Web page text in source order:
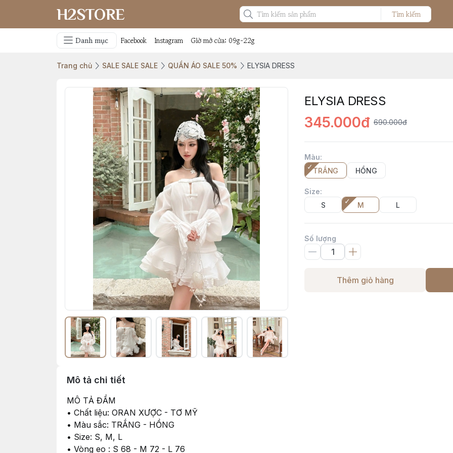
H2STORE Tìm kiếm
Danh mục Facebook Instagram Giờ mở cửa: 09g-22g
Trang chủ SALE SALE SALE QUẦN ÁO SALE 50% ELYSIA DRESS
ELYSIA DRESS
345.000đ 690.000đ
Màu:
TRẮNG
HỒNG
Size:
S
M L
Số lượng
Thêm giỏ hàng
Mô tả chi tiết
MÔ TẢ ĐẦM
• Chất liệu: ORAN XƯỢC - TƠ MỸ
• Màu sắc: TRẮNG - HỒNG
• Size: S, M, L
• Vòng eo : S 68 - M 72 - L 76